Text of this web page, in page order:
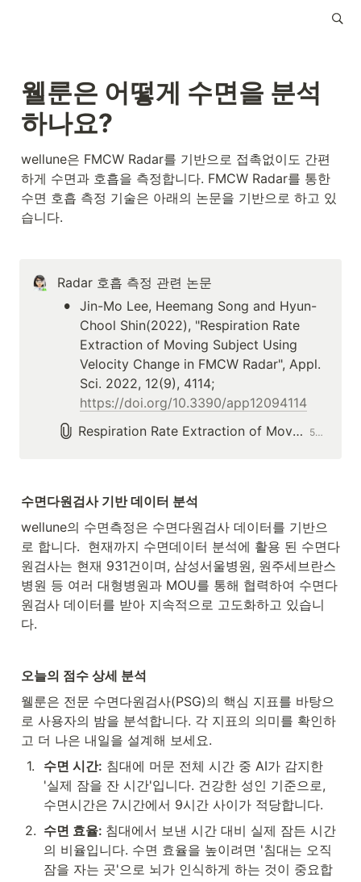
웰룬은 어떻게 수면을 분석
하나요?
wellune은 FMCW Radar를 기반으로 접촉없이도 간편
하게 수면과 호흡을 측정합니다. FMCW Radar를 통한
수면 호흡 측정 기술은 아래의 논문을 기반으로 하고 있
습니다.
Radar 호흡 측정 관련 논문
• Jin-Mo Lee, Heemang Song and Hyun-
Chool Shin(2022), "Respiration Rate
Extraction of Moving Subject Using
Velocity Change in FMCW Radar", Appl.
https://doi.org/10.3390/app12094114
Respiration Rate Extraction of Moving Subject Using Velocity Change in FMCW Radar.pdf
5370.2KB
수면다원검사 기반 데이터 분석
wellune의 수면측정은 수면다원검사 데이터를 기반으
로 합니다.  현재까지 수면데이터 분석에 활용 된 수면다
원검사는 현재 931건이며, 삼성서울병원, 원주세브란스
병원 등 여러 대형병원과 MOU를 통해 협력하여 수면다
원검사 데이터를 받아 지속적으로 고도화하고 있습니
다.
오늘의 점수 상세 분석
웰룬은 전문 수면다원검사(PSG)의 핵심 지표를 바탕으
로 사용자의 밤을 분석합니다. 각 지표의 의미를 확인하
고 더 나은 내일을 설계해 보세요.
1. 수면 시간: 침대에 머문 전체 시간 중 AI가 감지한
'실제 잠을 잔 시간'입니다. 건강한 성인 기준으로,
수면시간은 7시간에서 9시간 사이가 적당합니다.
2. 수면 효율: 침대에서 보낸 시간 대비 실제 잠든 시간
의 비율입니다. 수면 효율을 높이려면 '침대는 오직
잠을 자는 곳'으로 뇌가 인식하게 하는 것이 중요합